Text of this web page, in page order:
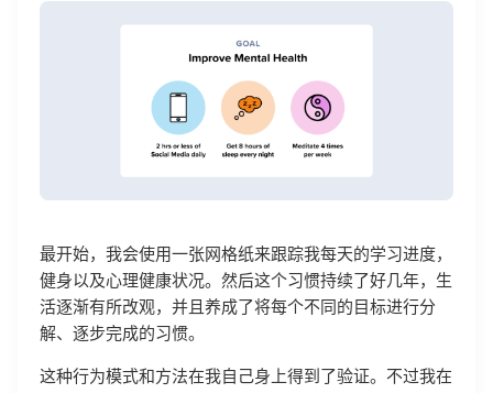
最开始，我会使用一张网格纸来跟踪我每天的学习进度，
健身以及心理健康状况。然后这个习惯持续了好几年，生
活逐渐有所改观，并且养成了将每个不同的目标进行分
解、逐步完成的习惯。
这种行为模式和方法在我自己身上得到了验证。不过我在